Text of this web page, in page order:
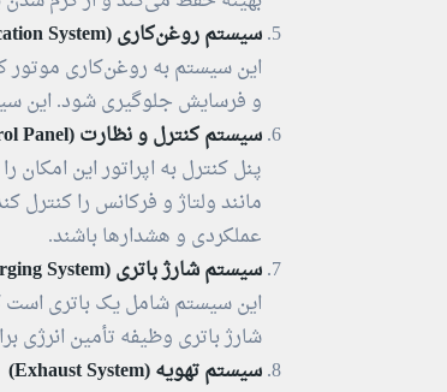
سیستم روغن‌کاری (Lubrication System)
این سیستم به روغن‌کاری
و فرسایش جلوگیری شود. این
سیستم کنترل و نظارت (Control Panel)
پنل کنترل به اپراتور این
مانند ولتاژ و فرکانس را کنترل
عملکردی و هشدارها باشند.
سیستم شارژ باتری (Battery Charging System)
این سیستم شامل یک باتری است
شارژ باتری وظیفه تأمین انرژی
سیستم تهویه (Exhaust System)